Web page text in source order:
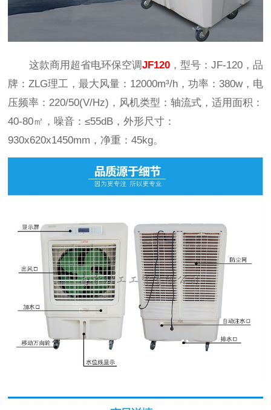
这款商用超省电环保空调JF120，型号：JF-120，品
牌：ZLG理工，最大风量：12000m³/h，功率：380w，电
压频率：220/50(V/Hz)，风机类型：轴流式，适用面积：
40-80㎡，噪音：≤55dB，外形尺寸：
930x620x1450mm，净重：45kg。